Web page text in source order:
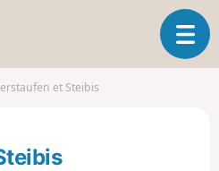
O
u
et Steibis